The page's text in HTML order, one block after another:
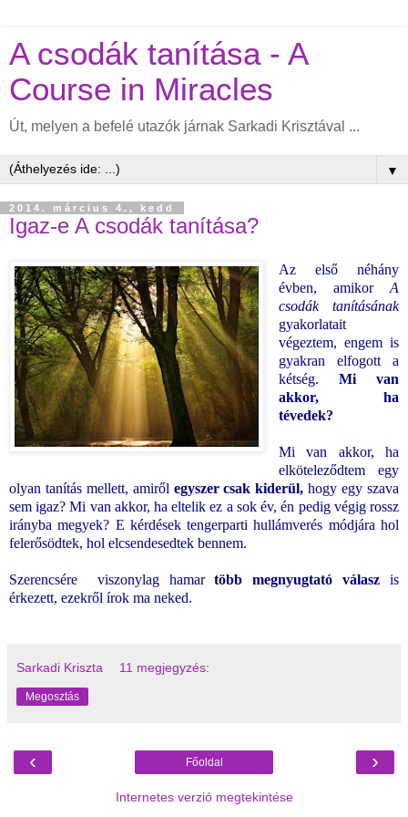
A csodák tanítása - A
Course in Miracles
Út, melyen a befelé utazók járnak Sarkadi Krisztával ...
▼
2014. március 4., kedd
Igaz-e A csodák tanítása?
Az első néhány
évben, amikor A
csodák tanításának
gyakorlatait
végeztem, engem is
gyakran elfogott a
kétség. Mi van
akkor, ha
tévedek?
Mi van akkor, ha
elköteleződtem egy
olyan tanítás mellett, amiről egyszer csak kiderül, hogy egy szava
sem igaz? Mi van akkor, ha eltelik ez a sok év, én pedig végig rossz
irányba megyek? E kérdések tengerparti hullámverés módjára hol
felerősödtek, hol elcsendesedtek bennem.
Szerencsére viszonylag hamartöbb megnyugtató válasz is
érkezett, ezekről írok ma neked.
Sarkadi Kriszta 11 megjegyzés:
Megosztás
‹ ›
Főoldal
Internetes verzió megtekintése